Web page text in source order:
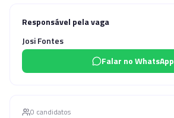
Responsável pela vaga
Josi Fontes
Falar no WhatsApp
0 candidatos